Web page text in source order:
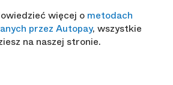
więcej o metodach
przez Autopay, wszystkie
na naszej stronie.